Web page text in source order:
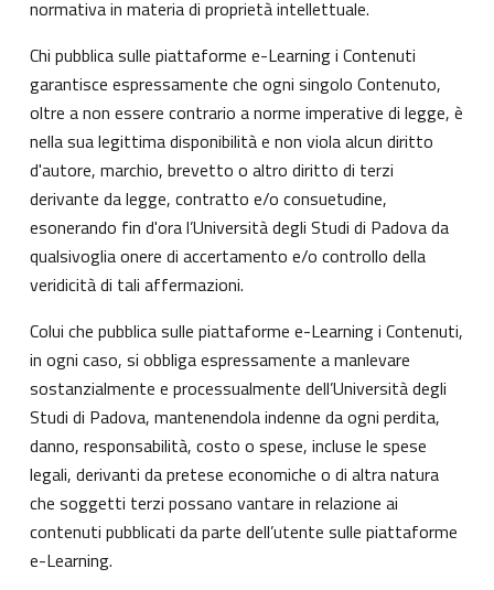
normativa in materia di proprietà intellettuale.
Chi pubblica sulle piattaforme e-Learning i Contenuti
garantisce espressamente che ogni singolo Contenuto,
oltre a non essere contrario a norme imperative di legge, è
nella sua legittima disponibilità e non viola alcun diritto
d'autore, marchio, brevetto o altro diritto di terzi
derivante da legge, contratto e/o consuetudine,
esonerando fin d'ora l’Università degli Studi di Padova da
qualsivoglia onere di accertamento e/o controllo della
veridicità di tali affermazioni.
Colui che pubblica sulle piattaforme e-Learning i Contenuti,
in ogni caso, si obbliga espressamente a manlevare
sostanzialmente e processualmente dell’Università degli
Studi di Padova, mantenendola indenne da ogni perdita,
danno, responsabilità, costo o spese, incluse le spese
legali, derivanti da pretese economiche o di altra natura
che soggetti terzi possano vantare in relazione ai
contenuti pubblicati da parte dell’utente sulle piattaforme
e-Learning.